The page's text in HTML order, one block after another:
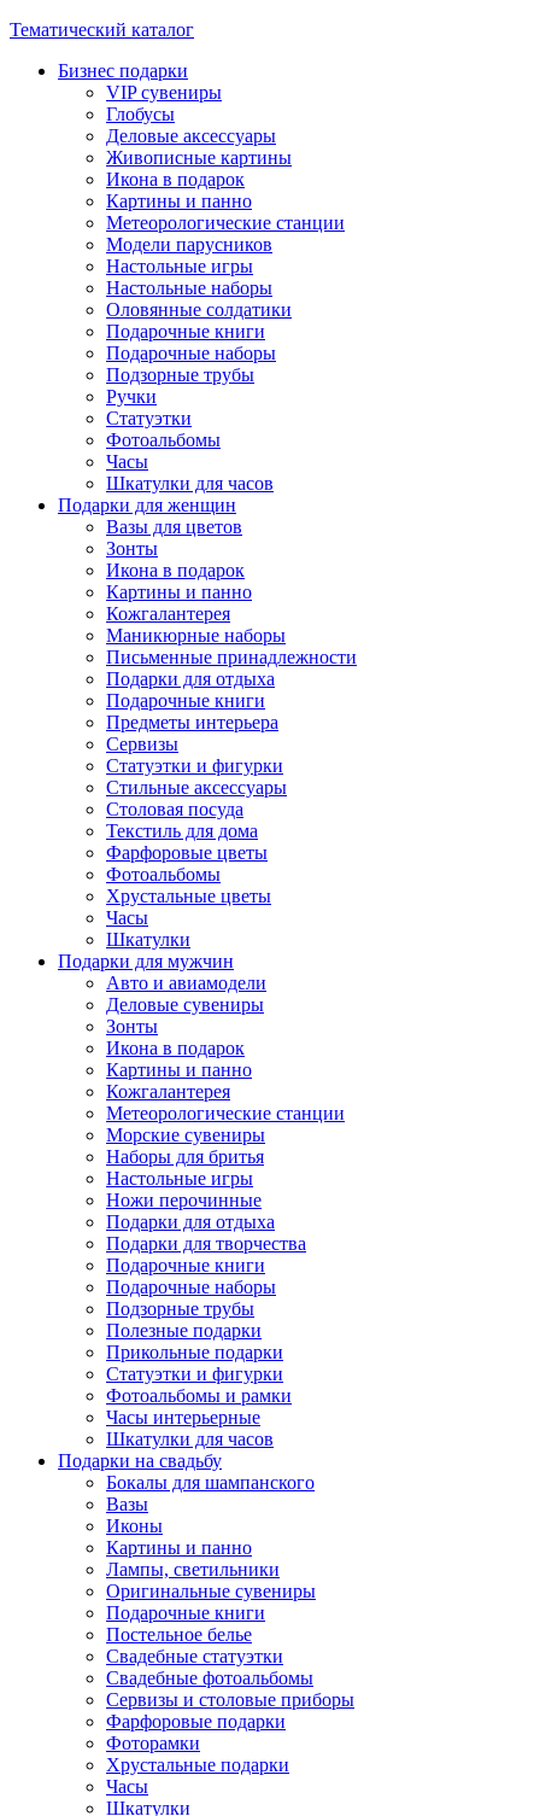
Тематический каталог
Бизнес подарки
VIP сувениры
Глобусы
Деловые аксессуары
Живописные картины
Икона в подарок
Картины и панно
Метеорологические станции
Модели парусников
Настольные игры
Настольные наборы
Оловянные солдатики
Подарочные книги
Подарочные наборы
Подзорные трубы
Ручки
Статуэтки
Фотоальбомы
Часы
Шкатулки для часов
Подарки для женщин
Вазы для цветов
Зонты
Икона в подарок
Картины и панно
Кожгалантерея
Маникюрные наборы
Письменные принадлежности
Подарки для отдыха
Подарочные книги
Предметы интерьера
Сервизы
Статуэтки и фигурки
Стильные аксессуары
Столовая посуда
Текстиль для дома
Фарфоровые цветы
Фотоальбомы
Хрустальные цветы
Часы
Шкатулки
Подарки для мужчин
Авто и авиамодели
Деловые сувениры
Зонты
Икона в подарок
Картины и панно
Кожгалантерея
Метеорологические станции
Морские сувениры
Наборы для бритья
Настольные игры
Ножи перочинные
Подарки для отдыха
Подарки для творчества
Подарочные книги
Подарочные наборы
Подзорные трубы
Полезные подарки
Прикольные подарки
Статуэтки и фигурки
Фотоальбомы и рамки
Часы интерьерные
Шкатулки для часов
Подарки на свадьбу
Бокалы для шампанского
Вазы
Иконы
Картины и панно
Лампы, светильники
Оригинальные сувениры
Подарочные книги
Постельное белье
Свадебные статуэтки
Свадебные фотоальбомы
Сервизы и столовые приборы
Фарфоровые подарки
Фоторамки
Хрустальные подарки
Часы
Шкатулки